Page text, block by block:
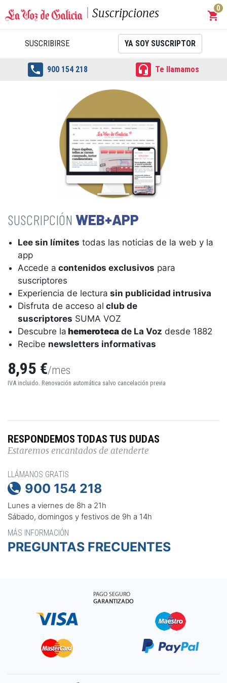
Suscripciones shopping_cart
0
SUSCRIBIRSE YA SOY SUSCRIPTOR
 900 154 218  Te llamamos
WEB+APP
Lee sin límites todas las noticias de la web y la
app
Accede a contenidos exclusivos para
suscriptores
Experiencia de lectura sin publicidad intrusiva
Disfruta de acceso al club de
suscriptores SUMA VOZ
Descubre la hemeroteca de La Voz desde 1882
Recibe newsletters informativas
8,95 €/mes
IVA incluido. Renovación automática salvo cancelación previa
RESPONDEMOS TODAS TUS DUDAS
Estaremos encantados de atenderte
LLÁMANOS GRATIS
 900 154 218
Lunes a viernes de 8h a 21h
Sábado, domingos y festivos de 9h a 14h
MÁS INFORMACIÓN
PREGUNTAS FRECUENTES